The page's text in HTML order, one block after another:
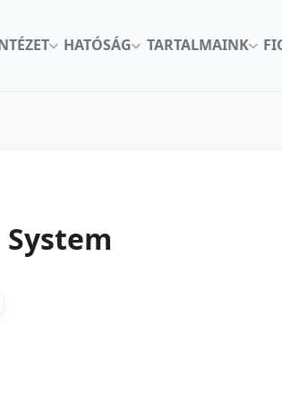
HATÓSÁG TARTALMAINK
X-en emailben